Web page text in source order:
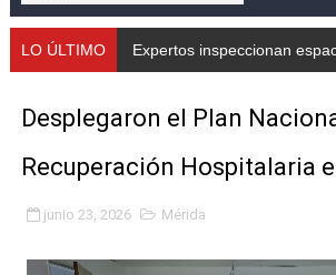
Consolidan planificación técnica
Gobernación de Mérida instalará
Niños merideños potencian su
LO ÚLTIMO Expertos inspeccionan espacios del OAN para la
Desplegaron el Plan
Recuperación Hospitalaria
junio 23, 2026 Mérida